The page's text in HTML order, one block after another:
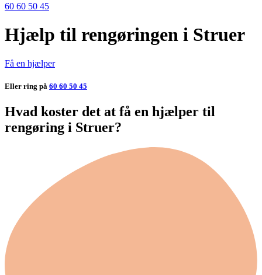
60 60 50 45
Hjælp til rengøringen i Struer
Få en hjælper
Eller ring på 60 60 50 45
Hvad koster det at få en hjælper til
rengøring i Struer?